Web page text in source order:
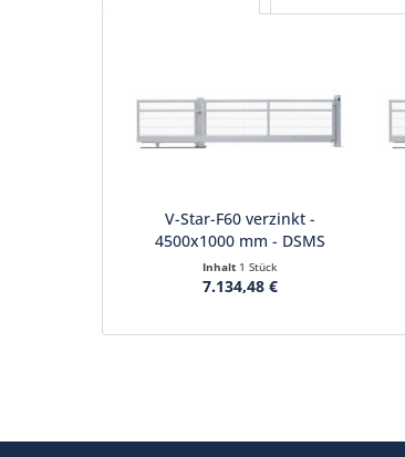
V-Star-F60 verzinkt -
4500x1000 mm - DSMS
8/6/8...
Inhalt 1 Stück
7.134,48 €